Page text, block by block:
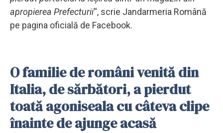
apropierea Prefecturii“, scrie Jandarmeria Română
pe pagina oficială de Facebook.
O familie de români venită din
Italia, de sărbători, a pierdut
toată agoniseala cu câteva clipe
înainte de ajunge acasă